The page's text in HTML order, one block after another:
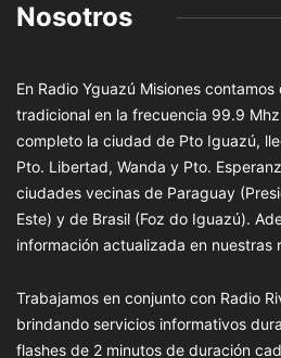
Nosotros
En Radio Yguazú Misiones
tradicional en la frecuencia 99.9
completo la ciudad de Pto Iguazú,
Pto. Libertad, Wanda y Pto.
ciudades vecinas de Paraguay
Este) y de Brasil (Foz do Iguazú).
información actualizada en nuestras
Trabajamos en conjunto con Radio
brindando servicios informativos
flashes de 2 minutos de duración